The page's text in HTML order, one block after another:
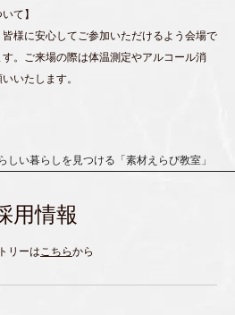
て】
様に安心してご参加いただけるよう会場で
。ご来場の際は体温測定やアルコール消
いたします。
しい暮らしを見つける「素材えらび教室」
用情報
リーは こちらから